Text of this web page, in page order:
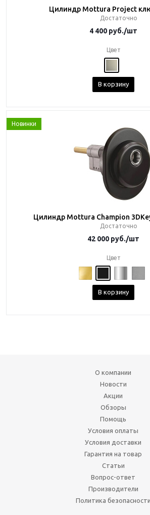
Цилиндр Mottura Project
Достаточно
4 400 руб./шт
Цвет
В корзину
Новинки
Цилиндр Mottura Champion
Достаточно
42 000 руб./шт
Цвет
В корзину
О компании
Новости
Акции
Обзоры
Помощь
Условия оплаты
Условия доставки
Гарантия на товар
Статьи
Вопрос-ответ
Производители
Политика безопасности